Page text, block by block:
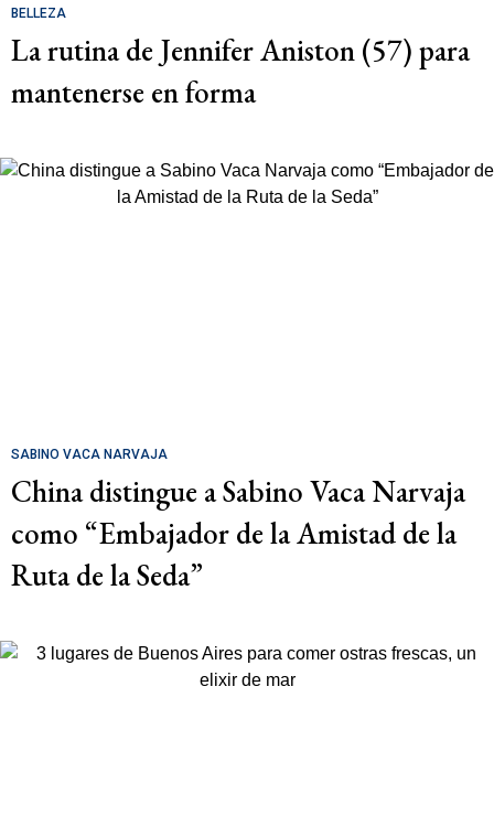
BELLEZA
La rutina de Jennifer Aniston (57) para
mantenerse en forma
SABINO VACA NARVAJA
China distingue a Sabino Vaca Narvaja
como “Embajador de la Amistad de la
Ruta de la Seda”